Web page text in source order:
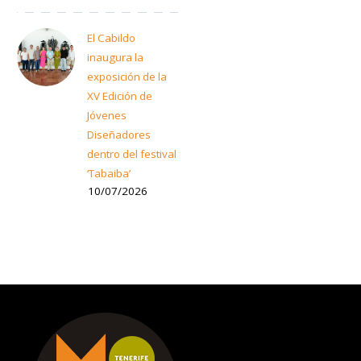
El Cabildo
inaugura la
exposición de la
XV Edición de
Jóvenes
Diseñadores
dentro del festival
‘Tabaiba’
10/07/2026